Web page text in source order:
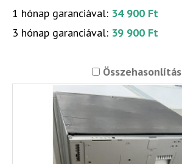
1 hónap garanciával: 34 900 Ft
3 hónap garanciával: 39 900 Ft
Összehasonlítás